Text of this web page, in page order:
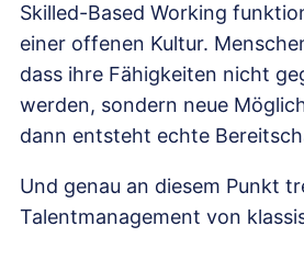
Skilled-Based Working
einer offenen Kultur.
dass ihre Fähigkeiten nicht
werden, sondern neue
dann entsteht echte
Und genau an diesem Punkt
Talentmanagement von